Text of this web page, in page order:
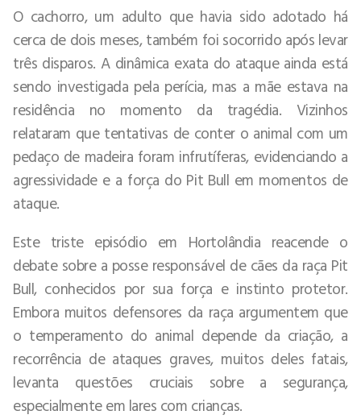
O cachorro, um adulto que havia sido adotado há
cerca de dois meses, também foi socorrido após levar
três disparos. A dinâmica exata do ataque ainda está
sendo investigada pela perícia, mas a mãe estava na
residência no momento da tragédia. Vizinhos
relataram que tentativas de conter o animal com um
pedaço de madeira foram infrutíferas, evidenciando a
agressividade e a força do Pit Bull em momentos de
ataque.
Este triste episódio em Hortolândia reacende o
debate sobre a posse responsável de cães da raça Pit
Bull, conhecidos por sua força e instinto protetor.
Embora muitos defensores da raça argumentem que
o temperamento do animal depende da criação, a
recorrência de ataques graves, muitos deles fatais,
levanta questões cruciais sobre a segurança,
especialmente em lares com crianças.